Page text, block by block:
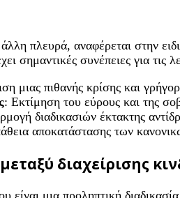
πλευρά, αναφέρεται στην
σημαντικές συνέπειες για
μιας πιθανής κρίσης και
: Εκτίμηση του εύρους και της
διαδικασιών έκτακτης
αποκατάστασης των
διαχείρισης